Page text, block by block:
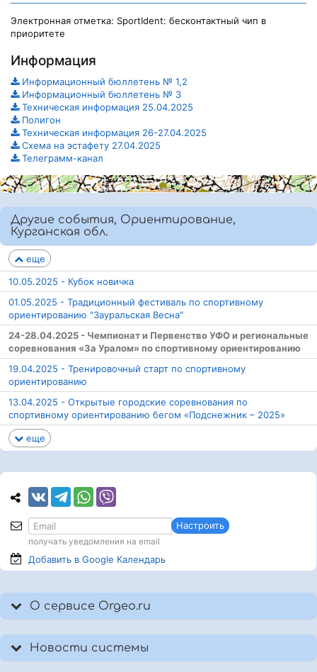
Электронная отметка: SportIdent: бесконтактный чип в
приоритете
Информация
Информационный бюллетень № 1,2
Информационный бюллетень № 3
Техническая информация 25.04.2025
Полигон
Техническая информация 26-27.04.2025
Схема на эстафету 27.04.2025
Телеграмм-канал
Другие события, Ориентирование,
Курганская обл.
еще
10.05.2025 - Кубок новичка
01.05.2025 - Традиционный фестиваль по спортивному
ориентированию "Зауральская Весна"
24-28.04.2025 - Чемпионат и Первенство УФО и региональные
соревнования «За Уралом» по спортивному ориентированию
19.04.2025 - Тренировочный старт по спортивному
ориентированию
13.04.2025 - Открытые городские соревнования по
спортивному ориентированию бегом «Подснежник – 2025»
еще
Настроить
получать уведомления на email
Добавить в Google Календарь
О сервисе Orgeo.ru
Новости системы